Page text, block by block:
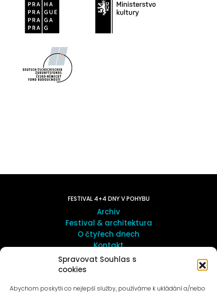
Spravovat Souhlas s
cookies
Abychom poskytli co nejlepší služby, používáme k ukládání a/nebo
FESTIVAL 4+4 DNY V POHYBU
Archiv
Festival & architektura
O čtyřech dnech
Kontakt